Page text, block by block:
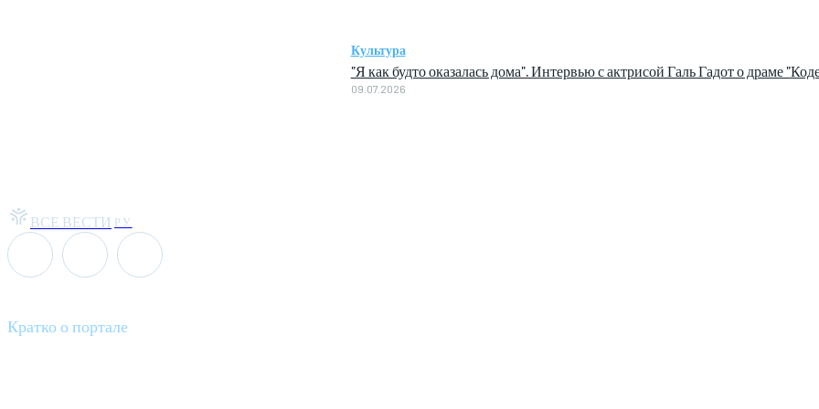
Культура
"Я как будто оказалась дома". Интервью с актрисой Галь Гадот о драме
09.07.2026
ВСЕ ВЕСТИ РУ
Кратко о портале